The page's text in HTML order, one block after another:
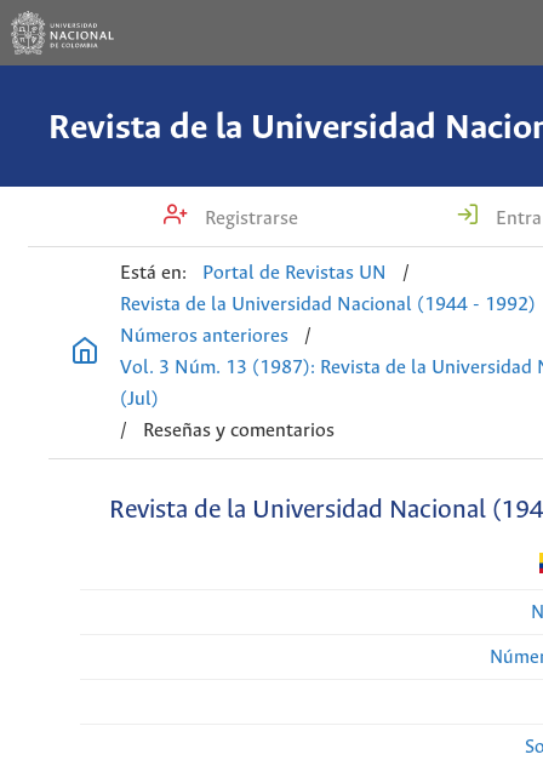
Registrarse
Está en: Portal de Revistas UN
/
Revista de la Universidad Nacional (1944 - 1992)
Números anteriores
/
Vol. 3 Núm. 13 (1987): Revista de la Universidad
(Jul)
/
Reseñas y comentarios
Revista de la Universidad Nacional